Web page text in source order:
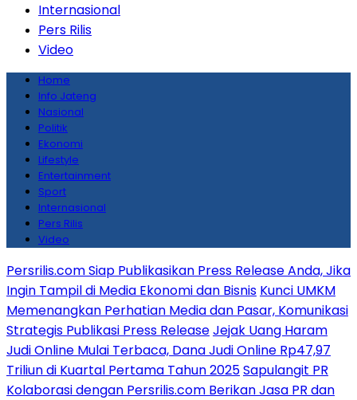
Internasional
Pers Rilis
Video
Home
Info Jateng
Nasional
Politik
Ekonomi
Lifestyle
Entertainment
Sport
Internasional
Pers Rilis
Video
Persrilis.com Siap Publikasikan Press Release Anda, Jika
Ingin Tampil di Media Ekonomi dan Bisnis Kunci UMKM
Memenangkan Perhatian Media dan Pasar, Komunikasi
Strategis Publikasi Press ReleaseJejak Uang Haram
Judi Online Mulai Terbaca, Dana Judi Online Rp47,97
Triliun di Kuartal Pertama Tahun 2025Sapulangit PR
Kolaborasi dengan Persrilis.com Berikan Jasa PR dan